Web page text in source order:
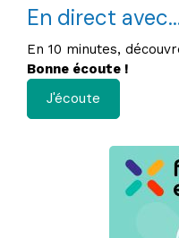
En direct
En 10 minutes,
Bonne écoute !
J'écoute